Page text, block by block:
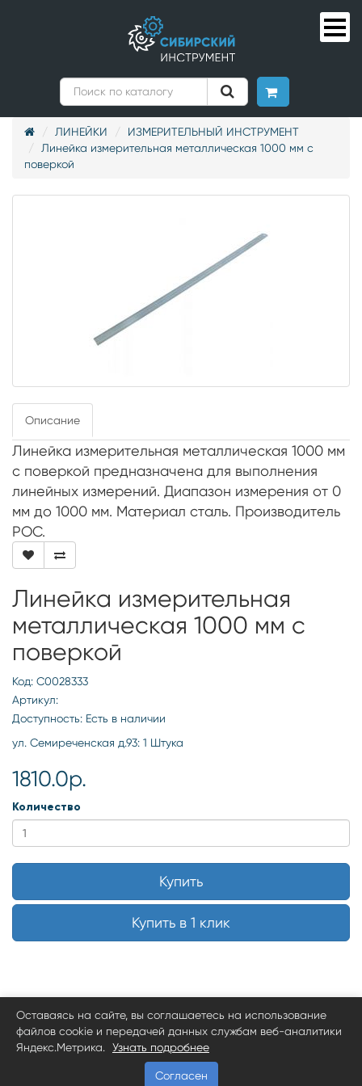
ЛИНЕЙКИ
ИЗМЕРИТЕЛЬНЫЙ ИНСТРУМЕНТ
Линейка измерительная металлическая 1000 мм с
поверкой
Описание
Линейка измерительная металлическая 1000 мм
с поверкой предназначена для выполнения
линейных измерений. Диапазон измерения от 0
мм до 1000 мм. Материал сталь. Производитель
РОС.
Линейка измерительная
металлическая 1000 мм с
поверкой
Код: С0028333
Артикул:
Доступность: Есть в наличии
ул. Семиреченская д.93: 1 Штука
1810.0р.
Количество
Купить
Купить в 1 клик
Оставаясь на сайте, вы соглашаетесь на использование
файлов cookie и передачей данных службам веб-аналитики
Яндекс.Метрика.
Узнать подробнее
Согласен